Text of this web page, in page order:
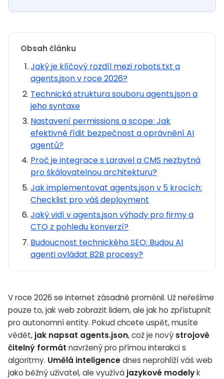
Obsah článku
Jaký je klíčový rozdíl mezi robots.txt a
agents.json v roce 2026?
Technická struktura souboru agents.json a
jeho syntaxe
Nastavení permissions a scope: Jak
efektivně řídit bezpečnost a oprávnění AI
agentů?
Proč je integrace s Laravel a CMS nezbytná
pro škálovatelnou architekturu?
Jak implementovat agents.json v 5 krocích:
Checklist pro váš deployment
Jaký vidí v agents.json výhody pro firmy a
CTO z pohledu konverzí?
Budoucnost technického SEO: Budou AI
agenti ovládat B2B procesy?
V roce 2026 se internet zásadně proměnil. Už neřešíme
pouze to, jak web zobrazit lidem, ale jak ho zpřístupnit
pro autonomní entity. Pokud chcete uspět, musíte
vědět, jak napsat agents.json, což je nový strojově
čitelný formát navržený pro přímou interakci s
algoritmy. Umělá inteligencednes neprohlíží váš web
jako běžný uživatel, ale využívá jazykové modelyk